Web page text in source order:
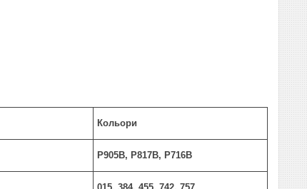
Кольори
P905B, P817B, P716B